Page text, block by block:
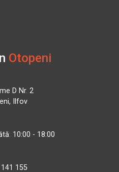
Otopeni
D Nr. 2
Ilfov
10:00 - 18:00
155